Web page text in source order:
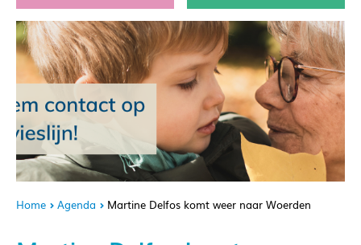
Home Agenda Martine Delfos komt weer naar Woerden